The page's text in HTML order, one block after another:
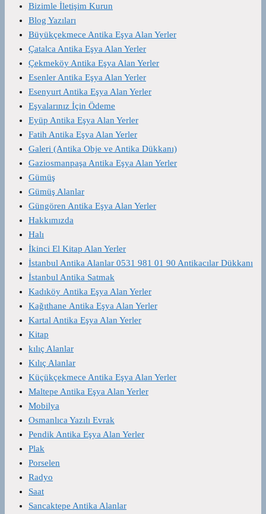
Bizimle İletişim Kurun
Blog Yazıları
Büyükçekmece Antika Eşya Alan Yerler
Çatalca Antika Eşya Alan Yerler
Çekmeköy Antika Eşya Alan Yerler
Esenler Antika Eşya Alan Yerler
Esenyurt Antika Eşya Alan Yerler
Eşyalarınız İçin Ödeme
Eyüp Antika Eşya Alan Yerler
Fatih Antika Eşya Alan Yerler
Galeri (Antika Obje ve Antika Dükkanı)
Gaziosmanpaşa Antika Eşya Alan Yerler
Gümüş
Gümüş Alanlar
Güngören Antika Eşya Alan Yerler
Hakkımızda
Halı
İkinci El Kitap Alan Yerler
İstanbul Antika Alanlar 0531 981 01 90 Antikacılar Dükkanı
İstanbul Antika Satmak
Kadıköy Antika Eşya Alan Yerler
Kağıthane Antika Eşya Alan Yerler
Kartal Antika Eşya Alan Yerler
Kitap
kılıç Alanlar
Kılıç Alanlar
Küçükçekmece Antika Eşya Alan Yerler
Maltepe Antika Eşya Alan Yerler
Mobilya
Osmanlıca Yazılı Evrak
Pendik Antika Eşya Alan Yerler
Plak
Porselen
Radyo
Saat
Sancaktepe Antika Alanlar